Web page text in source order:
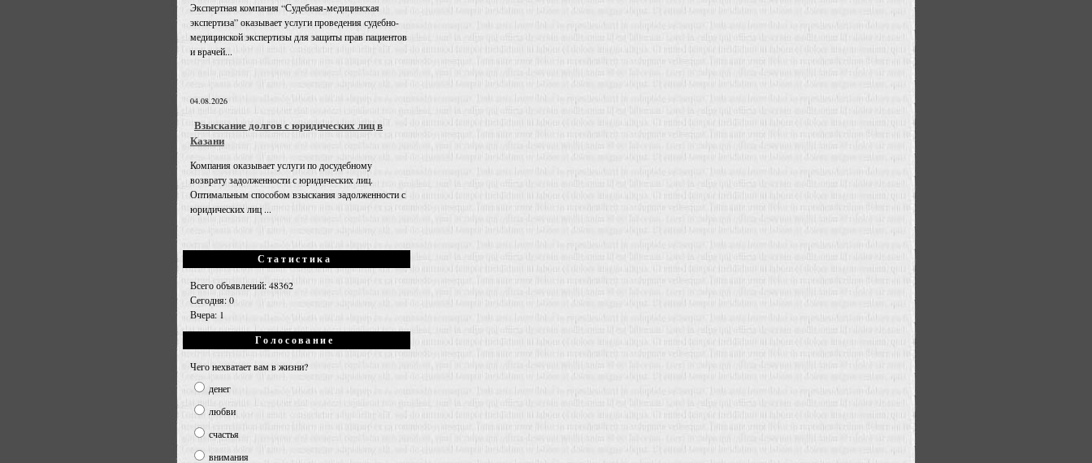
Экспертная компания “Судебная-медицинская
экспертиза” оказывает услуги проведения судебно-
медицинской экспертизы для защиты прав пациентов
и врачей...
04.08.2026
Взыскание долгов с юридических лиц в
Казани
Компания оказывает услуги по досудебному
возврату задолженности с юридических лиц.
Оптимальным способом взыскания задолженности с
юридических лиц ...
Статистика
Всего объявлений: 48362
Сегодня: 0
Вчера: 1
Голосование
Чего нехватает вам в жизни?
денег
любви
счастья
внимания